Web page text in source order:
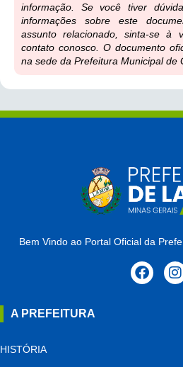
informação. Se você tiver
informações sobre este
assunto relacionado, sinta-se à
contato conosco. O documento
na sede da Prefeitura Municipal de
Bem Vindo ao Portal Oficial da
A PREFEITURA
HISTÓRIA